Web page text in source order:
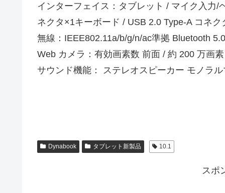
インターフェイス：タブレット / マイク入力
ネクタ×1キーボード / USB 2.0 Type-A コネ
無線：IEEE802.11a/b/g/n/ac準拠 Bluetooth 5.0
Web カメラ：有効画素数 前面 / 約 200 万画
サウンド機能： ステレオスピーカー モノラ
Dynabook タブレット新製品 10.1
スポ